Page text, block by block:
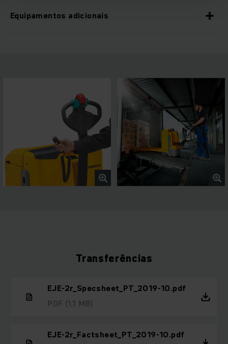
Equipamentos adicionais
Transferências
EJE-2r_Specsheet_PT_2019-10.pdf
PDF (1,1 MB)
EJE-2r_Factsheet_PT_2019-10.pdf